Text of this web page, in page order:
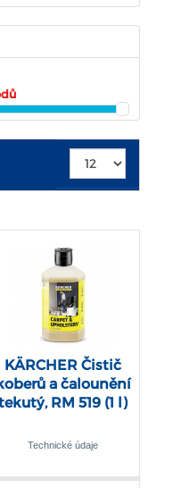
KÄRCHER Čistič
a čalounění
RM 519 (1 l)
Technické údaje